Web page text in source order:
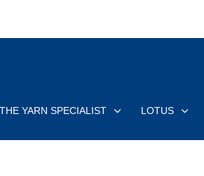
THE YARN SPECIALIST LOTUS